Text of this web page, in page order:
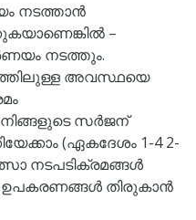
നടത്താൻ
–
നടത്തും.
അവസ്ഥയെ
സർജന്
(ഏകദേശം 1-4 2-
നടപടിക്രമങ്ങൾ
ഉപകരണങ്ങൾ തിരുകാൻ